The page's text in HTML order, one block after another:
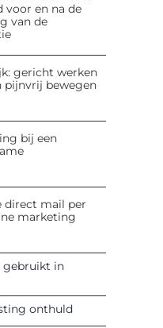
voor en na de
van de
gericht werken
pijnvrij bewegen
bij een
direct mail per
marketing
gebruikt in
onthuld